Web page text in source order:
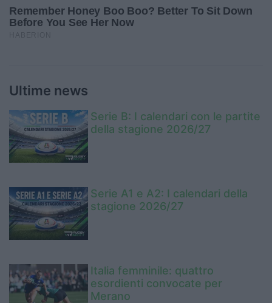
Ultime news
Serie B: I calendari con le partite
della stagione 2026/27
Serie A1 e A2: I calendari della
stagione 2026/27
Italia femminile: quattro
esordienti convocate per
Merano